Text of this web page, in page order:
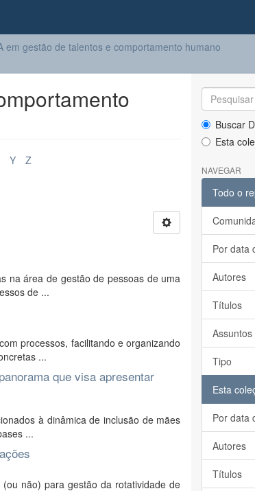
em gestão de talentos e comportamento humano
Y Z
na área de gestão de pessoas de uma
de ...
processos, facilitando e organizando
...
que visa apresentar
à dinâmica de inclusão de mães
...
não) para gestão da rotatividade de
Buscar
Esta
NAVEGAR
Todo o
Por data
Autores
Títulos
Assuntos
Tipo
Esta
Por data
Autores
Títulos